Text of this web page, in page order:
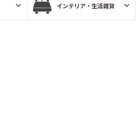
インテリア・生活雑貨